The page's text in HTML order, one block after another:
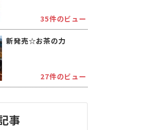
35件のビュー
新発売☆お茶の力
27件のビュー
事